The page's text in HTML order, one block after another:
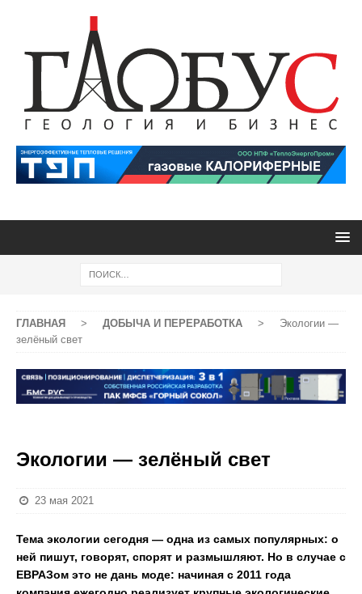
ГЛАВНАЯ > ДОБЫЧА И ПЕРЕРАБОТКА >
Экологии —
зелёный свет
Экологии — зелёный свет
23 мая 2021
Тема экологии сегодня — одна из самых популярных: о
ней пишут, говорят, спорят и размышляют. Но в случае с
ЕВРАЗом это не дань моде: начиная с 2011 года